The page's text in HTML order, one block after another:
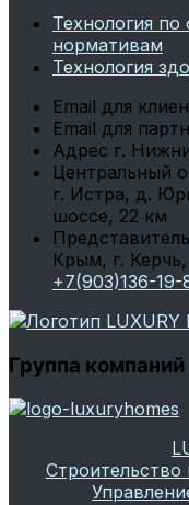
Технология
нормативам
Технология
Email для
Email для
Адрес г.
Центральный
г. Истра, д.
шоссе, 22 км
Крым, г. Керчь,
+7(903)136-19-
Группа
Строительство